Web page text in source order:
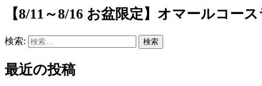
【8/11～8/16 お盆限定】オマールコー
検索:
最近の投稿